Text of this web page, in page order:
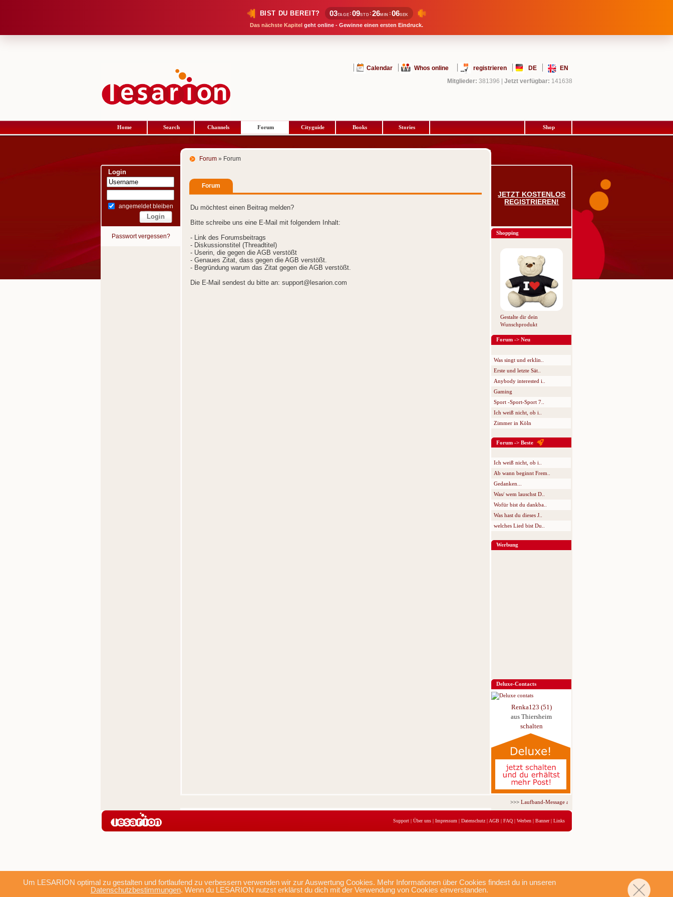
BIST DU BEREIT? 03TAGE :09STD :26MIN :06SEK
Das nächste Kapitel geht online - Gewinne einen ersten Eindruck.
Um LESARION optimal zu gestalten und fortlaufend zu verbessern verwenden wir zur Auswertung Cookies. Mehr Informationen über Cookies findest du in unseren
Datenschutzbestimmungen. Wenn du LESARION nutzst erklärst du dich mit der Verwendung von Cookies einverstanden.
Calendar Whos online registrieren DE
EN
Mitglieder: 381396 Jetzt verfügbar: 141638
Home Search Channels Forum Cityguide Books Stories Shop
Login
angemeldet bleiben
Passwort vergessen?
Forum » Forum
Forum
Du möchtest einen Beitrag melden?
Bitte schreibe uns eine E-Mail mit folgendem Inhalt:
- Link des Forumsbeitrags
- Diskussionstitel (Threadtitel)
- Userin, die gegen die AGB verstößt
- Genaues Zitat, dass gegen die AGB verstößt.
- Begründung warum das Zitat gegen die AGB verstößt.
Die E-Mail sendest du bitte an: support@lesarion.com
JETZT KOSTENLOS
REGISTRIEREN!
Shopping
Gestalte dir dein
Wunschprodukt
Forum -> Neu
Was singt und erklin..
Erste und letzte Sät..
Anybody interested i..
Gaming
Sport -Sport-Sport 7..
Ich weiß nicht, ob i..
Zimmer in Köln
Forum -> Beste
Ich weiß nicht, ob i..
Ab wann beginnt Frem..
Gedanken...
Was/ wem lauschst D..
Wofür bist du dankba..
Was hast du dieses J..
welches Lied bist Du..
Werbung
Deluxe-Contacts
Renka123 (51)
aus Thiersheim
schalten
>>>Laufband-Message ab nur 5,95 € für 3 Tage!
Support | Über uns | Impressum | Datenschutz | AGB | FAQ | Werben | Banner| Links